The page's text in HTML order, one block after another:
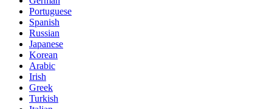
Portuguese
Spanish
Russian
Japanese
Korean
Arabic
Irish
Greek
Turkish